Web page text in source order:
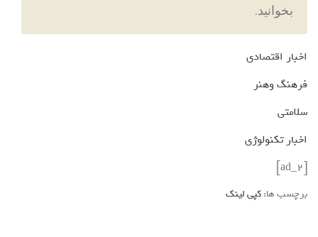
بخوانید.
اخبار اقتصادی
فرهنگ وهنر
سلامتی
اخبار تکنولوژی
[ad_2]
برچسب ها:کپی لینک